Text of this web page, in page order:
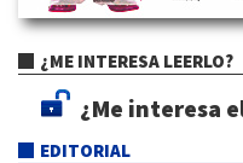
¿ME INTERESA LEERLO?
¿Me interesa
EDITORIAL